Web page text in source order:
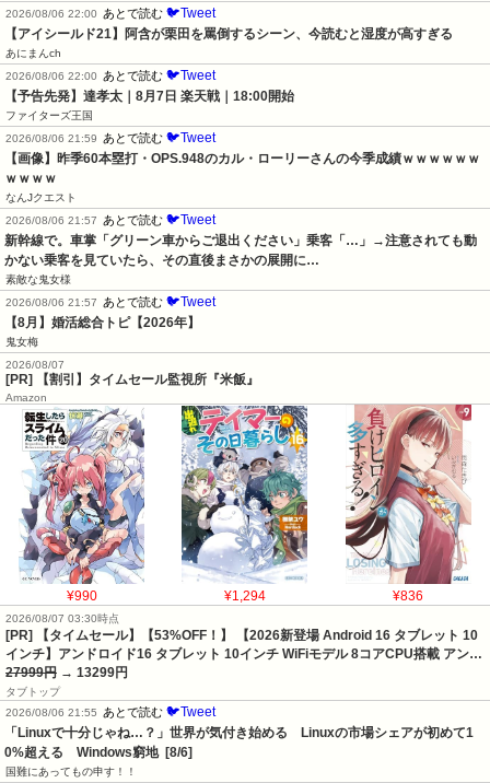
2026/08/06 22:00
あとで読む 🐦Tweet
【アイシールド21】阿含が栗田を罵倒するシーン、今読むと湿度が高すぎる
あにまんch
2026/08/06 22:00
あとで読む 🐦Tweet
【予告先発】達孝太｜8月7日 楽天戦｜18:00開始
ファイターズ王国
2026/08/06 21:59
あとで読む 🐦Tweet
【画像】昨季60本塁打・OPS.948のカル・ローリーさんの今季成績ｗｗｗｗｗｗ
ｗｗｗｗ
なんJクエスト
2026/08/06 21:57
あとで読む 🐦Tweet
新幹線で。車掌「グリーン車からご退出ください」乗客「…」→注意されても動
かない乗客を見ていたら、その直後まさかの展開に…
素敵な鬼女様
2026/08/06 21:57
あとで読む 🐦Tweet
【8月】婚活総合トピ【2026年】
鬼女梅
2026/08/07
[PR] 【割引】タイムセール監視所『米飯』
Amazon
¥990 ¥1,294 ¥836
2026/08/07 03:30時点
[PR] 【タイムセール】【53%OFF！】 【2026新登場 Android 16 タブレット 10
インチ】アンドロイド16 タブレット 10インチ WiFiモデル 8コアCPU搭載 アン…
27999円 → 13299円
タブトップ
2026/08/06 21:55
あとで読む 🐦Tweet
「Linuxで十分じゃね…？」世界が気付き始める　Linuxの市場シェアが初めて1
0%超える　Windows窮地  [8/6]
国難にあってもの申す！！